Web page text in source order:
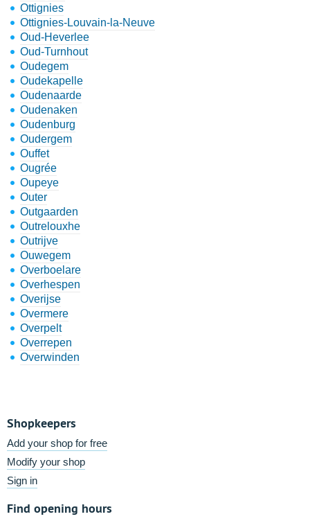
Ottignies
Ottignies-Louvain-la-Neuve
Oud-Heverlee
Oud-Turnhout
Oudegem
Oudekapelle
Oudenaarde
Oudenaken
Oudenburg
Oudergem
Ouffet
Ougrée
Oupeye
Outer
Outgaarden
Outrelouxhe
Outrijve
Ouwegem
Overboelare
Overhespen
Overijse
Overmere
Overpelt
Overrepen
Overwinden
Shopkeepers
Add your shop for free
Modify your shop
Sign in
Find opening hours